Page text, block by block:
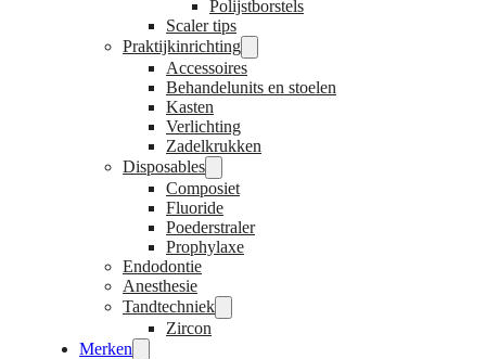
Polijstborstels
Scaler tips
Praktijkinrichting
Accessoires
Behandelunits en stoelen
Kasten
Verlichting
Zadelkrukken
Disposables
Composiet
Fluoride
Poederstraler
Prophylaxe
Endodontie
Anesthesie
Tandtechniek
Zircon
Merken